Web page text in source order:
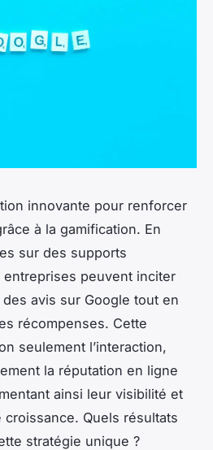
innovante pour renforcer
à la gamification. En
sur des supports
peuvent inciter
avis sur Google tout en
récompenses. Cette
seulement l’interaction,
la réputation en ligne
ainsi leur visibilité et
Quels résultats
stratégie unique ?